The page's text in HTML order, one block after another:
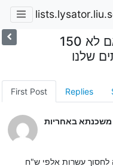
150 שקלים מתנה גם אם לא
שלנו
First Post Replies
משכנתא באחריות